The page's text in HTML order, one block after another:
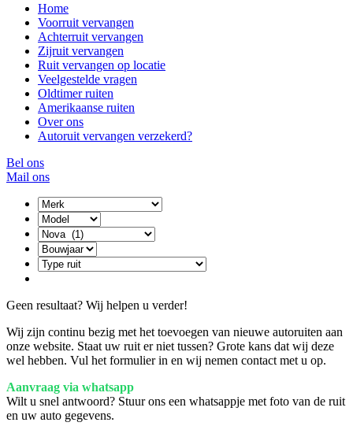
Home
Voorruit vervangen
Achterruit vervangen
Zijruit vervangen
Ruit vervangen op locatie
Veelgestelde vragen
Oldtimer ruiten
Amerikaanse ruiten
Over ons
Autoruit vervangen verzekerd?
Bel ons
Mail ons
Geen resultaat? Wij helpen u verder!
Wij zijn continu bezig met het toevoegen van nieuwe autoruiten aan
onze website. Staat uw ruit er niet tussen? Grote kans dat wij deze
wel hebben. Vul het formulier in en wij nemen contact met u op.
Aanvraag via whatsapp
Wilt u snel antwoord? Stuur ons een whatsappje met foto van de ruit
en uw auto gegevens.